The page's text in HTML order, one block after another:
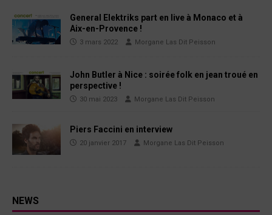
General Elektriks part en live à Monaco et à
Aix-en-Provence !
3 mars 2022 Morgane Las Dit Peisson
John Butler à Nice : soirée folk en jean troué en
perspective !
30 mai 2023 Morgane Las Dit Peisson
Piers Faccini en interview
20 janvier 2017 Morgane Las Dit Peisson
NEWS